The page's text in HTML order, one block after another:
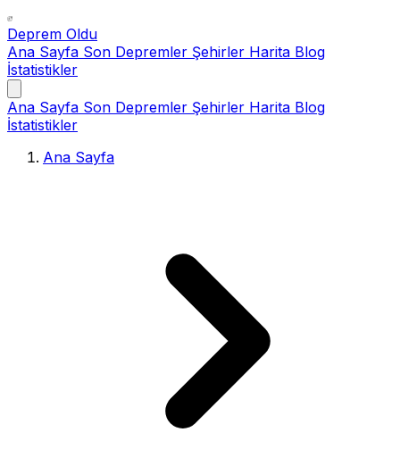
Deprem Oldu
Ana Sayfa Son Depremler Şehirler Harita Blog
İstatistikler
Ana Sayfa Son Depremler Şehirler Harita Blog
İstatistikler
Ana Sayfa